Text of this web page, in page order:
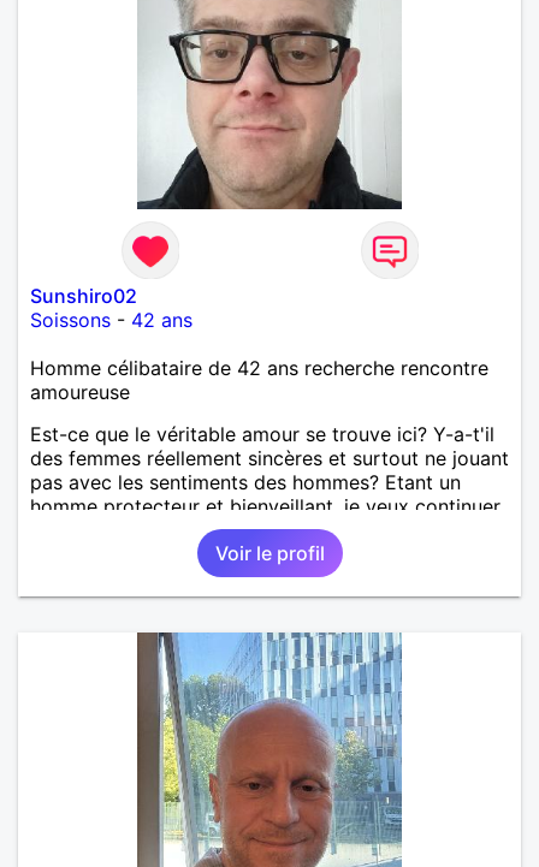
Sunshiro02
Soissons - 42 ans
Homme célibataire de 42 ans recherche rencontre
amoureuse
Est-ce que le véritable amour se trouve ici? Y-a-t'il
des femmes réellement sincères et surtout ne jouant
pas avec les sentiments des hommes? Etant un
homme protecteur et bienveillant, je veux continuer
d'y croire et pouvoir enfin former la petite famille
que je désir temps. Faux profil, profiteuse et autres
joyeuseté passer votre chemin, vous ne
m'intéressez pas du tout!
Voir le profil